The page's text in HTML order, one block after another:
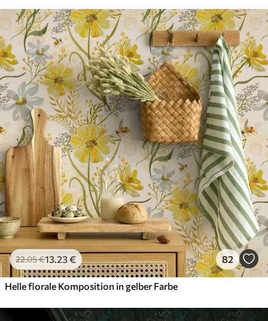
22.05€13.23€ 82
Helle florale Komposition in gelber Farbe